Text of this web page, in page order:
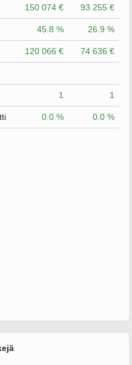
150 074 € 93 255 €
45.8 % 26.9 %
120 066 € 74 636 €
1 1
0.0 %
0.0 %